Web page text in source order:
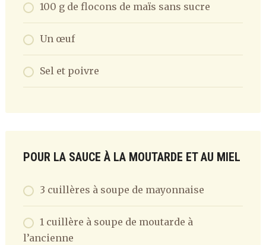
100 g de flocons de maïs sans sucre
Un œuf
Sel et poivre
POUR LA SAUCE À LA MOUTARDE ET AU MIEL
3 cuillères à soupe de mayonnaise
1 cuillère à soupe de moutarde à
l’ancienne